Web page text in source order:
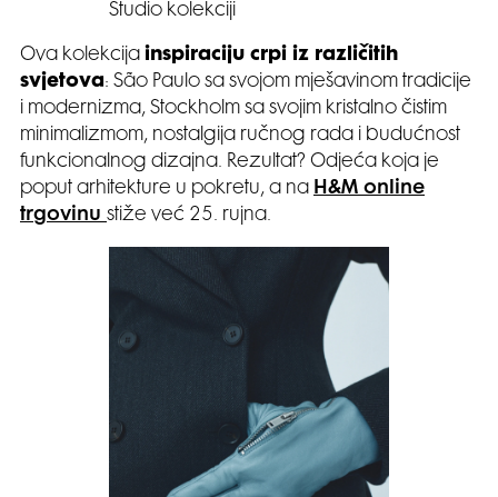
Studio kolekciji
Ova kolekcija inspiraciju crpi iz različitih
svjetova: São Paulo sa svojom mješavinom tradicije
i modernizma, Stockholm sa svojim kristalno čistim
minimalizmom, nostalgija ručnog rada i budućnost
funkcionalnog dizajna. Rezultat? Odjeća koja je
poput arhitekture u pokretu, a na H&M online
trgovinu stiže već 25. rujna.